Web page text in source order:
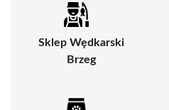
Sklep Wędkarski
Brzeg